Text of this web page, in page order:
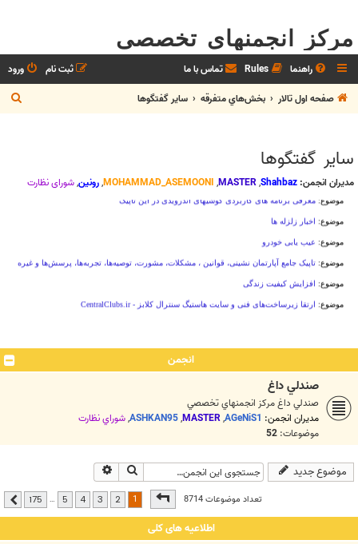
مرکز انجمنهای تخصصی
راهنما Rules تماس با ما ورود
ثبت نام
صفحه اول تالار
بخش‌‌هاي متفرقه ساير گفتگوها
ج
س
ساير گفتگوها
مدیران انجمن: Shahbaz
,
MASTER
,
MOHAMMAD_ASEMOONI
,رونین,شوراي نظارت
انجمن
صندلي داغ
صندلي داغ مرکز انجمنهاي تخصصي
مدیران انجمن: AGeNiS1
,
MASTER
,
ASHKAN95
,شوراي نظارت
موضوعات: 52
موضوع جدید جستجو
تعداد موضوعات 8714صفحه1
175
2
3
4
5
…
175 بعدی
اطلاعیه های کلی